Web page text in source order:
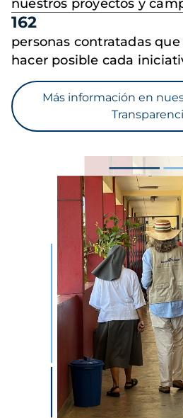
nuestros proyectos y
162
personas contratadas
hacer posible cada
Más información en